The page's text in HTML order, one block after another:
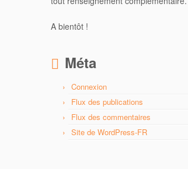
A bientôt !
Méta
Connexion
Flux des publications
Flux des commentaires
Site de WordPress-FR